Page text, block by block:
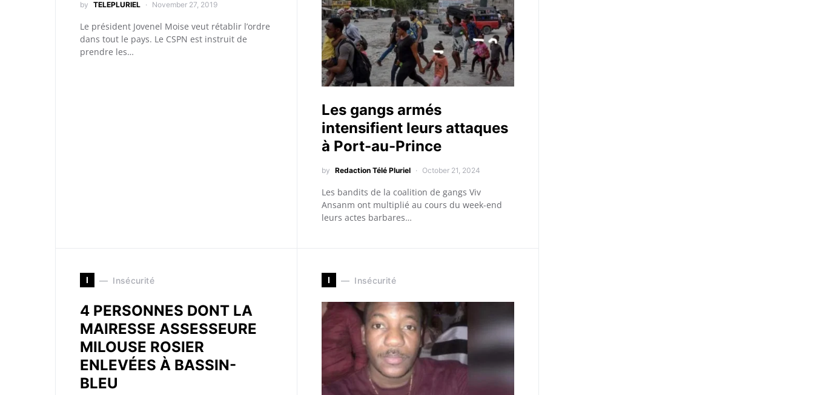
by TELEPLURIEL November 27, 2019
Le président Jovenel Moise veut rétablir l’ordre
dans tout le pays. Le CSPN est instruit de
prendre les…
Les gangs armés
intensifient leurs attaques
à Port-au-Prince
by Redaction Télé Pluriel October 21, 2024
Les bandits de la coalition de gangs Viv
Ansanm ont multiplié au cours du week-end
leurs actes barbares…
I Insécurité
4 PERSONNES DONT LA
MAIRESSE ASSESSEURE
MILOUSE ROSIER
ENLEVÉES À BASSIN-
BLEU
I Insécurité